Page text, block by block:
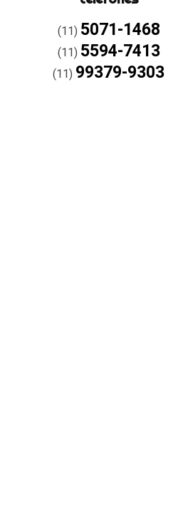
(11) 5071-1468
(11) 5594-7413
(11) 99379-9303